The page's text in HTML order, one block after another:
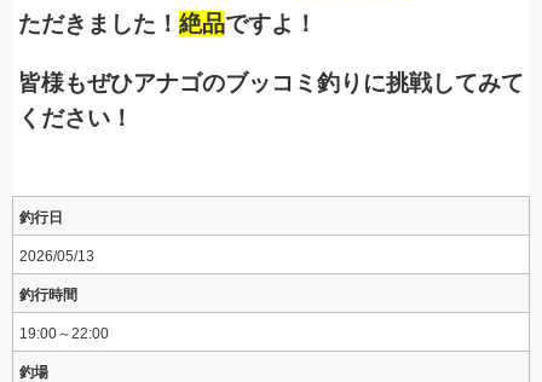
ただきました！ 絶品ですよ！
皆様もぜひアナゴのブッコミ釣りに挑戦してみて
ください！
釣行日
2026/05/13
釣行時間
19:00～22:00
釣場